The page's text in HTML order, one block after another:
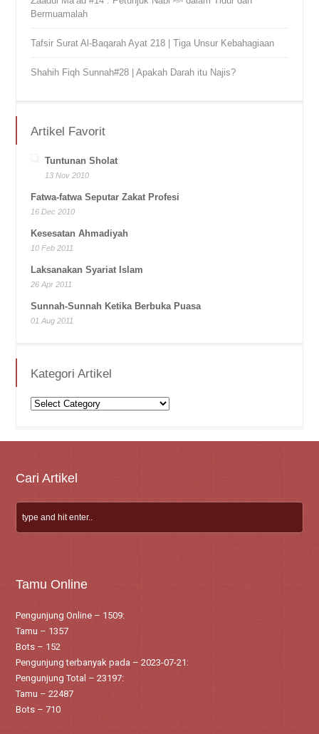
Bermuamalah
Tafsir Surat Al-Baqarah Ayat 218 | Tiga Unsur Kebahagiaan
Shahih Fiqh Sunnah#28 | Apakah Darah itu Najis?
Artikel Favorit
Tuntunan Sholat
13 Nov 2010
Fatwa-fatwa Seputar Zakat Profesi
16 Dec 2010
Kesesatan Ahmadiyah
10 Feb 2011
Laksanakan Syariat Islam
26 Apr 2011
Sunnah-Sunnah Ketika Berbuka Puasa
01 Aug 2011
Kategori Artikel
Kategori
Cari Artikel
Tamu Online
Pengunjung Online – 1509:
Tamu – 1357
Bots – 152
Pengunjung terbanyak pada – 2023-07-21:
Pengunjung Total – 23197:
Tamu – 22487
Bots – 710